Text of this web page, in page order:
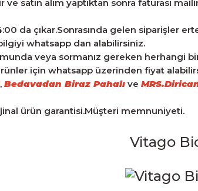
satın alım yaptıktan sonra faturası
da çıkar.Sonrasında gelen siparişler
whatsapp dan alabilirsiniz.
veya sormanız gereken herhangi
için whatsapp üzerinden fiyat
, Bedavadan Biraz Pahalı ve
ürün garantisi.Müşteri memnuniyeti.
Vitago